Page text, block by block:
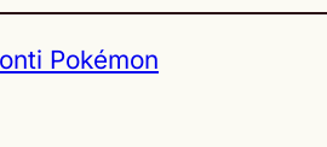
Pokémon